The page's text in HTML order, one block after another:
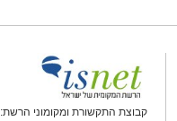
קבוצת התקשורת ומקומוני הרשת: